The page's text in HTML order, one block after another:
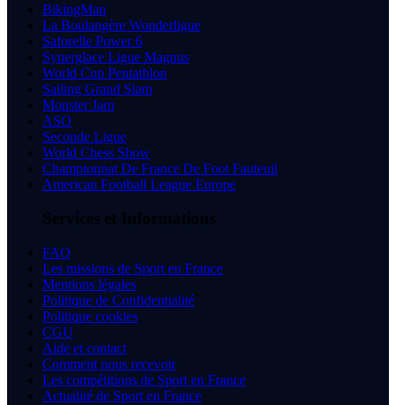
BikingMan
La Boulangère Wonderligue
Saforelle Power 6
Synerglace Ligue Magnus
World Cup Pentathlon
Sailing Grand Slam
Monster Jam
ASO
Seconde Ligue
World Chess Show
Championnat De France De Foot Fauteuil
American Football League Europe
Services et Informations
FAQ
Les missions de Sport en France
Mentions légales
Politique de Confidentialité
Politique cookies
CGU
Aide et contact
Comment nous recevoir
Les compétitions de Sport en France
Actualité de Sport en France